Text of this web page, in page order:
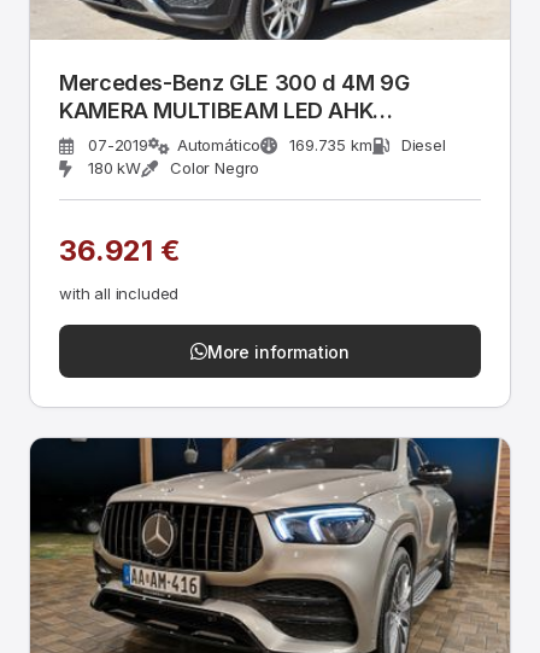
Mercedes-Benz GLE 300 d 4M 9G
KAMERA MULTIBEAM LED AHK
WEBASTO
07-2019 Automático 169.735 km
Diesel
180 kW
Color Negro
36.921 €
with all included
More information